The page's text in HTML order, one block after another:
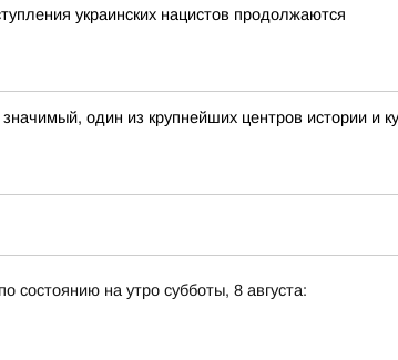
украинских нацистов продолжаются
один из крупнейших центров истории и
состоянию на утро субботы, 8 августа: